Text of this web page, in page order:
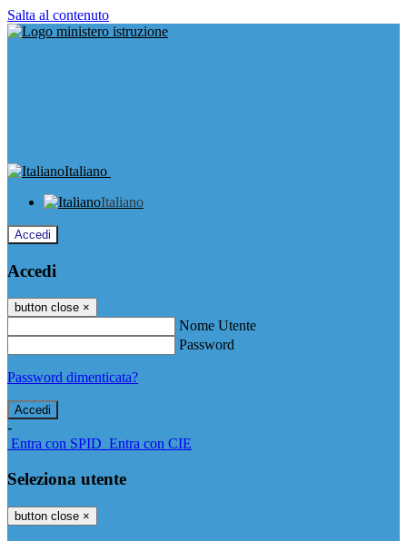
Salta al contenuto
Italiano
Italiano
Accedi
Accedi
button close ×
Nome Utente
Password
Password dimenticata?
-
Entra con SPID Entra con CIE
Seleziona utente
button close ×